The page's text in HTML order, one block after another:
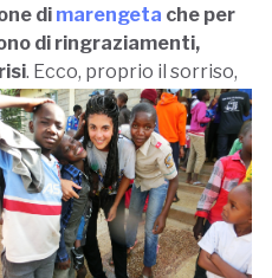
di marengeta che per
di ringraziamenti,
. Ecco, proprio il sorriso,